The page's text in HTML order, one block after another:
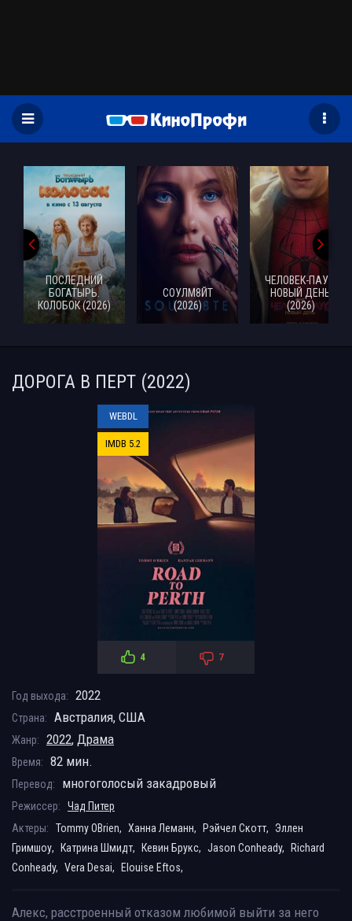
ПОСЛЕДНИЙ
БОГАТЫРЬ.
КОЛОБОК (2026)
СОУЛМ8ЙТ
(2026)
ЧЕЛОВЕК-ПАУК:
НОВЫЙ ДЕНЬ
(2026)
ДОРОГА В ПЕРТ (2022)
WEBDL
IMDB 5.2
4 7
Год выхода: 2022
Страна: Австралия, США
Жанр: 2022, Драма
Время: 82 мин.
Перевод: многоголосый закадровый
Режиссер:
Чад Питер
Актеры:
Tommy OBrien, Ханна Леманн, Рэйчел Скотт, Эллен
Гримшоу,
Катрина Шмидт, Кевин Брукс, Jason Conheady,
Richard
Conheady, Vera Desai, Elouise Eftos,
Алекс, расстроенный отказом любимой выйти за него